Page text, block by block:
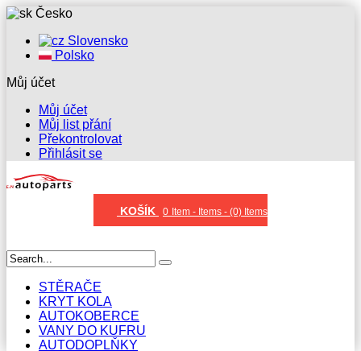
Česko
Slovensko
Polsko
Můj účet
Můj účet
Můj list přání
Překontrolovat
Přihlásit se
KOŠÍK 0 Item - Items - (0) Items
STĚRAČE
KRYT KOLA
AUTOKOBERCE
VANY DO KUFRU
AUTODOPLŇKY